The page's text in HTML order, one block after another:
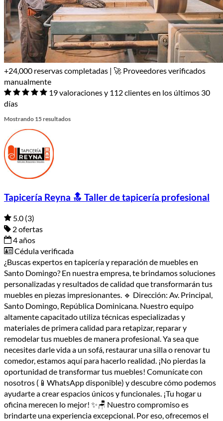
+24,000 reservas completadas | 🚀 Proveedores verificados
manualmente
19 valoraciones y 112 clientes en los últimos 30
días
Mostrando 15 resultados
Tapicería Reyna 🔝 Taller de tapicería profesional
5.0 (3)
2 ofertas
4 años
Cédula verificada
¿Buscas expertos en tapicería y reparación de muebles en
Santo Domingo? En nuestra empresa, te brindamos soluciones
personalizadas y resultados de calidad que transformarán tus
muebles en piezas impresionantes. 🔹 Dirección: Av. Principal,
Santo Domingo, República Dominicana. Nuestro equipo
altamente capacitado utiliza técnicas especializadas y
materiales de primera calidad para retapizar, reparar y
remodelar tus muebles de manera profesional. Ya sea que
necesites darle vida a un sofá, restaurar una silla o renovar tu
comedor, estamos aquí para hacerlo realidad. ¡No pierdas la
oportunidad de transformar tus muebles! Comunícate con
nosotros (📱WhatsApp disponible) y descubre cómo podemos
ayudarte a crear espacios únicos y funcionales. ¡Tu hogar u
oficina merecen lo mejor! ✨🪑 Nuestro compromiso es
brindarte una experiencia excepcional. Por eso, ofrecemos el